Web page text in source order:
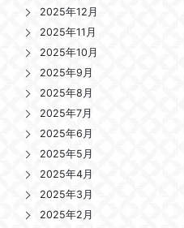
2025年12月
2025年11月
2025年10月
2025年9月
2025年8月
2025年7月
2025年6月
2025年5月
2025年4月
2025年3月
2025年2月